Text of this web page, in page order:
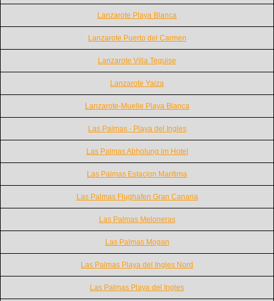
Lanzarote Playa Blanca
Lanzarote Puerto del Carmen
Lanzarote Villa Teguise
Lanzarote Yaiza
Lanzarote-Muelle Playa Blanca
Las Palmas - Playa del Ingles
Las Palmas Abholung im Hotel
Las Palmas Estacion Maritima
Las Palmas Flughafen Gran Canaria
Las Palmas Meloneras
Las Palmas Mogan
Las Palmas Playa del Ingles Nord
Las Palmas Playa del Ingles